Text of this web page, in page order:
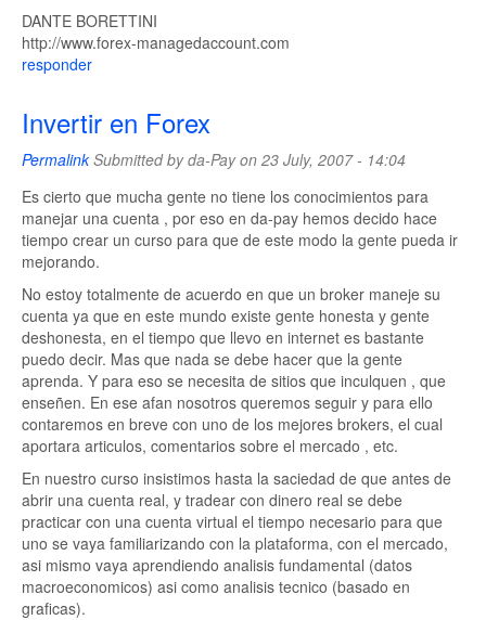
DANTE BORETTINI
http://www.forex-managedaccount.com
responder
Invertir en Forex
PermalinkSubmitted byda-Payon 23 July, 2007 - 14:04
Es cierto que mucha gente no tiene los conocimientos para
manejar una cuenta , por eso en da-pay hemos decido hace
tiempo crear un curso para que de este modo la gente pueda ir
mejorando.
No estoy totalmente de acuerdo en que un broker maneje su
cuenta ya que en este mundo existe gente honesta y gente
deshonesta, en el tiempo que llevo en internet es bastante
puedo decir. Mas que nada se debe hacer que la gente
aprenda. Y para eso se necesita de sitios que inculquen , que
enseñen. En ese afan nosotros queremos seguir y para ello
contaremos en breve con uno de los mejores brokers, el cual
aportara articulos, comentarios sobre el mercado , etc.
En nuestro curso insistimos hasta la saciedad de que antes de
abrir una cuenta real, y tradear con dinero real se debe
practicar con una cuenta virtual el tiempo necesario para que
uno se vaya familiarizando con la plataforma, con el mercado,
asi mismo vaya aprendiendo analisis fundamental (datos
macroeconomicos) asi como analisis tecnico (basado en
graficas).